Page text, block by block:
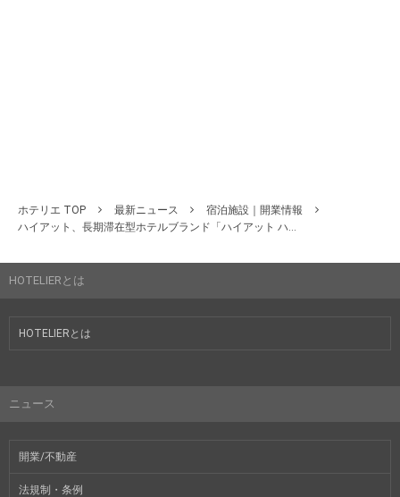
ホテリエ TOP 最新ニュース
宿泊施設｜開業情報
ハイアット、長期滞在型ホテルブランド「ハイアット ハ...
HOTELIERとは
HOTELIERとは
ニュース
開業/不動産
法規制・条例